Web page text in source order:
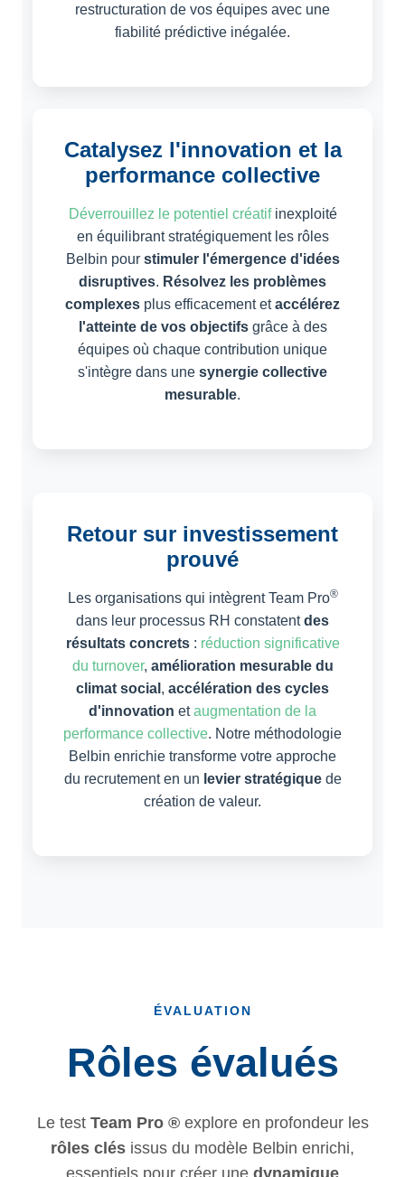
restructuration de vos équipes avec une
fiabilité prédictive inégalée.
Catalysez l'innovation et la
performance collective
Déverrouillez le potentiel créatifinexploité
en équilibrant stratégiquement les rôles
Belbin pour stimuler l'émergence d'idées
disruptives. Résolvez les problèmes
complexes plus efficacement etaccélérez
l'atteinte de vos objectifsgrâce à des
équipes où chaque contribution unique
s'intègre dans une synergie collective
mesurable.
Retour sur investissement
prouvé
Les organisations qui intègrent Team Pro®
dans leur processus RH constatentdes
résultats concrets: réduction significative
du turnover, amélioration mesurable du
climat social , accélération des cycles
d'innovation etaugmentation de la
performance collective. Notre méthodologie
Belbin enrichie transforme votre approche
du recrutement en un levier stratégiquede
création de valeur.
ÉVALUATION
Rôles évalués
Le test Team Pro ®explore en profondeur les
rôles clés issus du modèle Belbin enrichi,
essentiels pour créer une dynamique